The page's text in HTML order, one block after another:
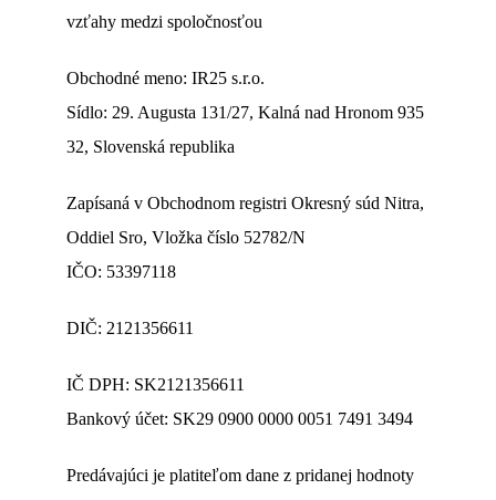
vzťahy medzi spoločnosťou
Obchodné meno: IR25 s.r.o.
Sídlo: 29. Augusta 131/27, Kalná nad Hronom 935
32, Slovenská republika
Zapísaná v Obchodnom registri Okresný súd Nitra,
Oddiel Sro, Vložka číslo 52782/N
IČO: 53397118
DIČ: 2121356611
IČ DPH: SK2121356611
Bankový účet: SK29 0900 0000 0051 7491 3494
Predávajúci je platiteľom dane z pridanej hodnoty